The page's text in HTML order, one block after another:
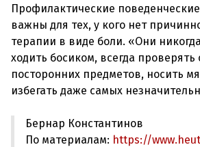
Профилактические
важны для тех, у кого нет
терапии в виде боли. «Они
ходить босиком, всегда
посторонних предметов, носить
Бернар Константинов
По материалам: https://